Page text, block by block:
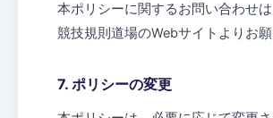
本ポリシーに関するお問い合わせ
競技規則道場のWebサイトよりお願
7. ポリシーの変更